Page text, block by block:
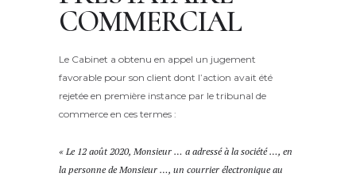
COMMERCIAL
Le Cabinet a obtenu en appel un jugement
favorable pour son client dont l’action avait été
rejetée en première instance par le tribunal de
commerce en ces termes :
« Le 12 août 2020, Monsieur … a adressé à la société …, en
la personne de Monsieur …, un courrier électronique au